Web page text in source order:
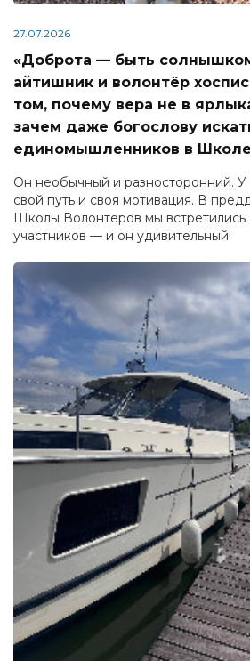
27.07.2026
«Доброта — быть
айтишник и волонтёр
том, почему вера не в
зачем даже богослову
единомышленников в
Он необычный и разносторонний. У
свой путь и своя мотивация. В
Школы Волонтеров мы встретились
участников — и он удивительный!